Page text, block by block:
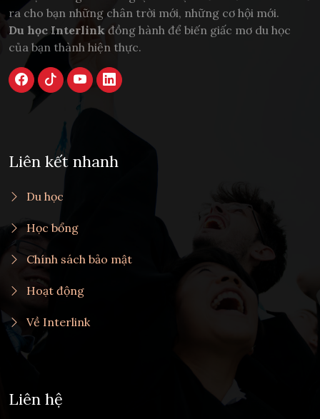
ra cho bạn những chân trời mới, những cơ hội mới.
Du học Interlink đồng hành để biến giấc mơ du học
của bạn thành hiện thực.
Liên kết nhanh
Du học
Học bổng
Chính sách bảo mật
Hoạt động
Về Interlink
Liên hệ